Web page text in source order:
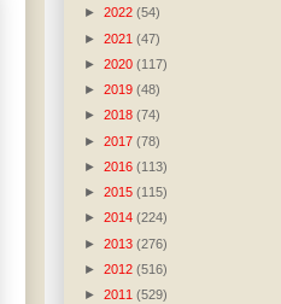
► 2022 (54)
► 2021 (47)
► 2020 (117)
► 2019 (48)
► 2018 (74)
► 2017 (78)
► 2016 (113)
► 2015 (115)
► 2014 (224)
► 2013 (276)
► 2012 (516)
► 2011 (529)